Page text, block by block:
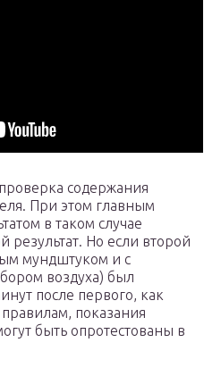
содержания
При этом главным
в таком случае
результат. Но если второй
мундштуком и с
воздуха) был
после первого, как
показания
быть опротестованы в